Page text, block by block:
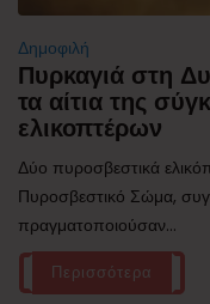
Δημοφιλή
Πυρκαγιά στη
τα αίτια της
ελικοπτέρων
Δύο πυροσβεστικά
Πυροσβεστικό Σώμα,
πραγματοποιούσαν...
Περισσότερα